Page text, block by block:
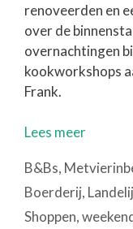
renoveerden en
over de
overnachtingen
kookworkshops
Frank.
Lees meer
Categorieën
B&Bs,
Tags
Boerderij,
Shoppen,